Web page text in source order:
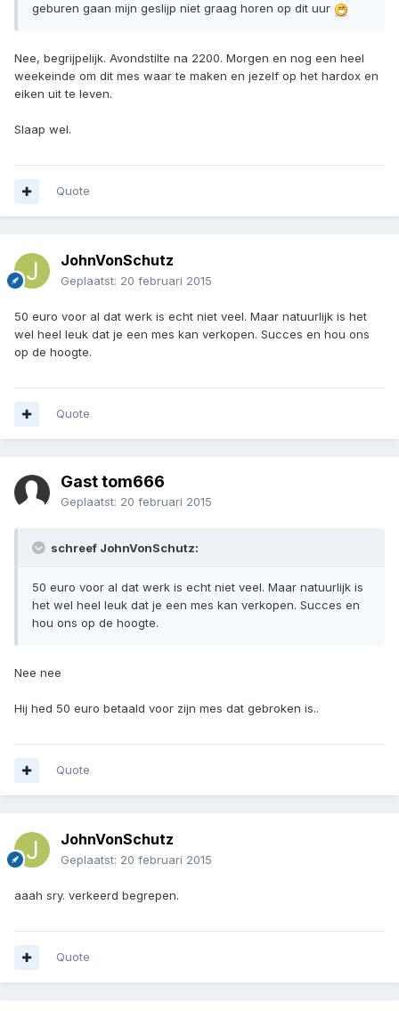
geburen gaan mijn geslijp niet graag horen op dit uur
Nee, begrijpelijk. Avondstilte na 2200. Morgen en nog een heel
weekeinde om dit mes waar te maken en jezelf op het hardox en
eiken uit te leven.
Slaap wel.
Quote
JohnVonSchutz
Geplaatst: 20 februari 2015
50 euro voor al dat werk is echt niet veel. Maar natuurlijk is het
wel heel leuk dat je een mes kan verkopen. Succes en hou ons
op de hoogte.
Quote
Gast tom666
Geplaatst: 20 februari 2015
schreef JohnVonSchutz:
50 euro voor al dat werk is echt niet veel. Maar natuurlijk is
het wel heel leuk dat je een mes kan verkopen. Succes en
hou ons op de hoogte.
Nee nee
Hij hed 50 euro betaald voor zijn mes dat gebroken is..
Quote
JohnVonSchutz
Geplaatst: 20 februari 2015
aaah sry. verkeerd begrepen.
Quote